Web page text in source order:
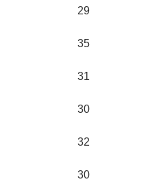
29
35
31
30
32
30